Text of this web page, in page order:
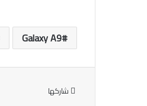
Galaxy A9
شاركها